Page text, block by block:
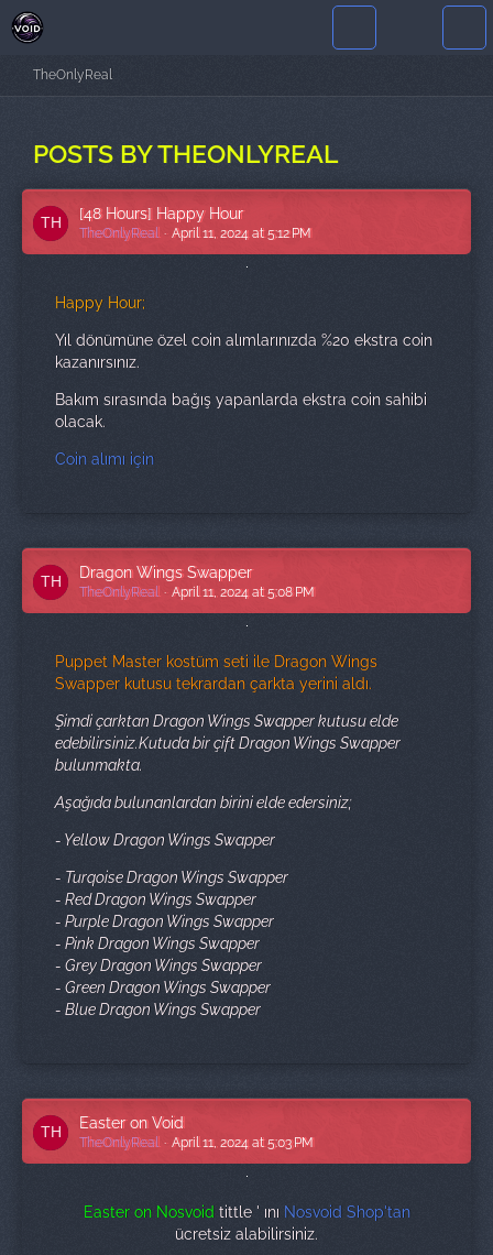
TheOnlyReal
POSTS BY THEONLYREAL
[48 Hours] Happy Hour
TheOnlyReal April 11, 2024 at 5:12 PM
Happy Hour;
Yıl dönümüne özel coin alımlarınızda %20 ekstra coin
kazanırsınız.
Bakım sırasında bağış yapanlarda ekstra coin sahibi
olacak.
Coin alımı için
Dragon Wings Swapper
TheOnlyReal April 11, 2024 at 5:08 PM
Puppet Master kostüm seti ile Dragon Wings
Swapper kutusu tekrardan çarkta yerini aldı.
Şimdi çarktan Dragon Wings Swapper kutusu elde
edebilirsiniz.Kutuda bir çift Dragon Wings Swapper
bulunmakta.
Aşağıda bulunanlardan birini elde edersiniz;
- Yellow Dragon Wings Swapper
- Turqoise Dragon Wings Swapper
- Red Dragon Wings Swapper
- Purple Dragon Wings Swapper
- Pink Dragon Wings Swapper
- Grey Dragon Wings Swapper
- Green Dragon Wings Swapper
- Blue Dragon Wings Swapper
Easter on Void
TheOnlyReal April 11, 2024 at 5:03 PM
Easter on Nosvoid tittle ' ını Nosvoid Shop'tan
ücretsiz alabilirsiniz.